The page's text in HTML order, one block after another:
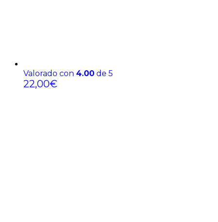
Valorado con 4.00 de 5
22,00€